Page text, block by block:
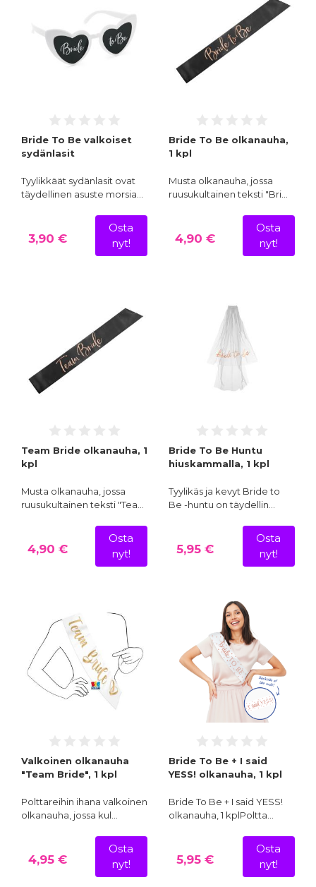
Bride To Be valkoiset
sydänlasit
Tyylikkäät sydänlasit ovat
täydellinen asuste morsia…
3,90 €
Osta
nyt!
Bride To Be olkanauha,
1 kpl
Musta olkanauha, jossa
ruusukultainen teksti "Bri…
4,90 €
Osta
nyt!
Team Bride olkanauha, 1
kpl
Musta olkanauha, jossa
ruusukultainen teksti "Tea…
4,90 €
Osta
nyt!
Bride To Be Huntu
hiuskammalla, 1 kpl
Tyylikäs ja kevyt Bride to
Be -huntu on täydellin…
5,95 €
Osta
nyt!
Valkoinen olkanauha
"Team Bride", 1 kpl
Polttareihin ihana valkoinen
olkanauha, jossa kul…
4,95 €
Osta
nyt!
Bride To Be + I said
YESS! olkanauha, 1 kpl
Bride To Be + I said YESS!
olkanauha, 1 kplPoltta…
5,95 €
Osta
nyt!